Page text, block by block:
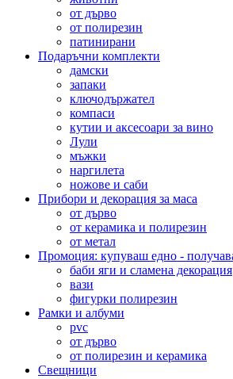
от дърво
от полирезин
патинирани
Подаръчни комплекти
дамски
запаки
ключодържател
компаси
кутии и аксесоари за вино
Лули
мъжки
наргилета
ножове и саби
Прибори и декорация за маса
от дърво
от керамика и полирезин
от метал
Промоция: купуваш едно -
баби яги и сламена декорация
вази
фигурки полирезин
Рамки и албуми
pvc
от дърво
от полирезин и керамика
Свещници